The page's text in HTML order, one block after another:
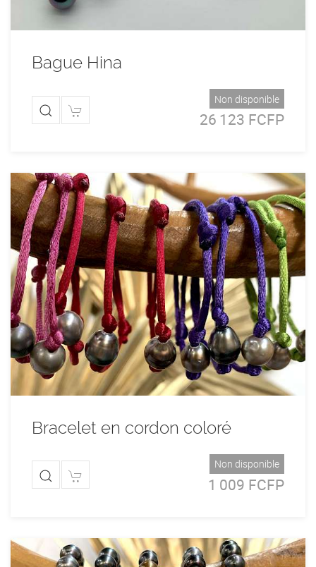
Bague Hina
Non disponible
26 123 FCFP
Bracelet en cordon coloré
Non disponible
1 009 FCFP